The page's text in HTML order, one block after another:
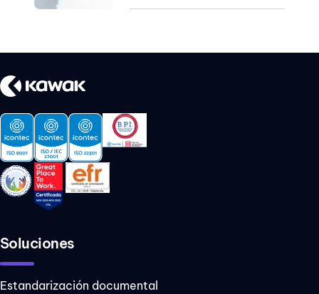
actuar
amor propio
apps didácticas
autoestima
beneficios scrum
asertiva
organizacional
Soluciones
Estandarización documental